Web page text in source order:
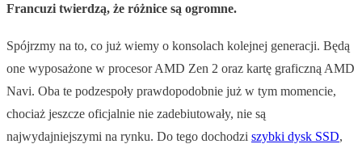
Francuzi twierdzą, że różnice są ogromne.
Spójrzmy na to, co już wiemy o konsolach kolejnej generacji. Będą
one wyposażone w procesor AMD Zen 2 oraz kartę graficzną AMD
Navi. Oba te podzespoły prawdopodobnie już w tym momencie,
chociaż jeszcze oficjalnie nie zadebiutowały, nie są
najwydajniejszymi na rynku. Do tego dochodzi szybki dysk SSD,